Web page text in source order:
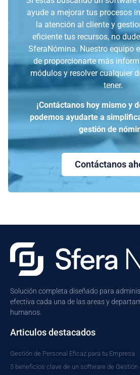
ayude a mejorar tus procesos
la atención al cliente y
eficiente tus recursos, no
SferaNómina. Nuestro equipo
de proporcionarte más
módulos y resolver cualquier
tener.
¡Contáctanos hoy mismo y
podemos ayudarte a
gestión de
Contáctanos
Solución completa diseñado para
efectiva cada una de las areas y
humanos.
Articulos destacados
Gestión de Personal Eficaz para tu Empresa
5 beneficios clave de un software de